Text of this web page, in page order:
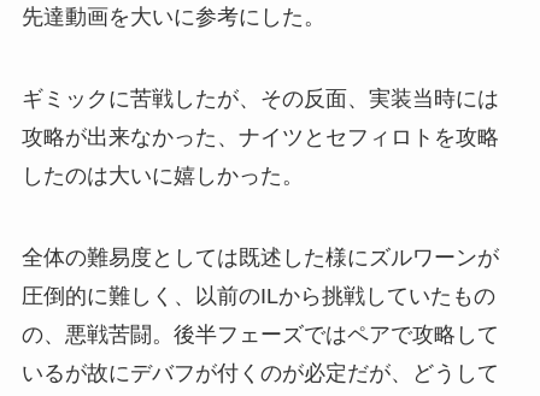
先達動画を大いに参考にした。
ギミックに苦戦したが、その反面、実装当時には
攻略が出来なかった、ナイツとセフィロトを攻略
したのは大いに嬉しかった。
全体の難易度としては既述した様にズルワーンが
圧倒的に難しく、以前のILから挑戦していたもの
の、悪戦苦闘。後半フェーズではペアで攻略して
いるが故にデバフが付くのが必定だが、どうして